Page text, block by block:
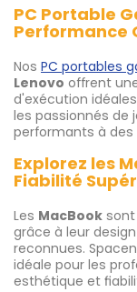
PC Portable
Performance
Nos PC portables
Lenovo offrent
d'exécution
les passionnés de
performants à des
Explorez les
Fiabilité
Les MacBook
grâce à leur
reconnues.
idéale pour les
esthétique et